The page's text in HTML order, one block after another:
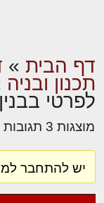
דף הבית »
תכנון ובניה
לפרטי
מוצגות 3 תגובות – 1 עד 3 (מתוך 3 סה״כ)
יש להתחבר